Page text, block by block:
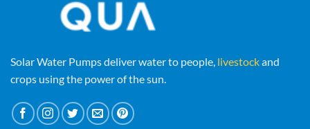
Solar Water Pumps deliver water to people, livestockand
crops using the power of the sun.